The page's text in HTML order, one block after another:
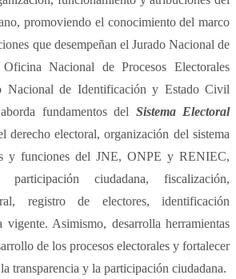
promoviendo el conocimiento del marco
que desempeñan el Jurado Nacional de
Nacional de Procesos Electorales
Nacional de Identificación y Estado Civil
fundamentos del Sistema Electoral
derecho electoral, organización del sistema
y funciones del JNE, ONPE y RENIEC,
participación ciudadana, fiscalización,
registro de electores, identificación
vigente. Asimismo, desarrolla herramientas
de los procesos electorales y fortalecer
transparencia y la participación ciudadana.